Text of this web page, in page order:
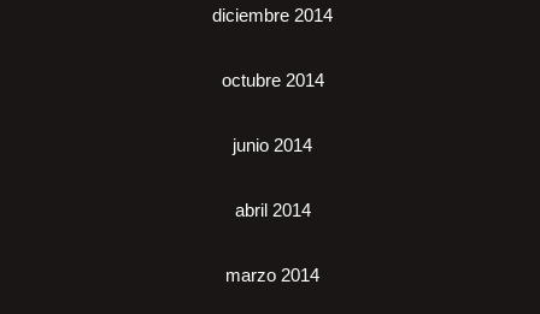
diciembre 2014
octubre 2014
junio 2014
abril 2014
marzo 2014